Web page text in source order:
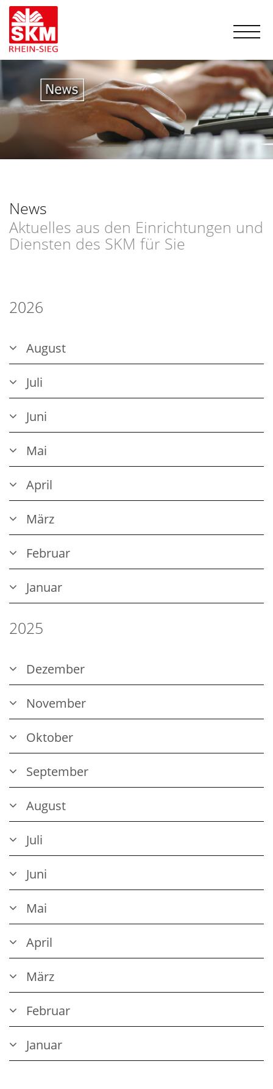
News
Aktuelles aus den Einrichtungen und
Diensten des SKM für Sie
2026
August
Juli
Juni
Mai
April
März
Februar
Januar
2025
Dezember
November
Oktober
September
August
Juli
Juni
Mai
April
März
Februar
Januar